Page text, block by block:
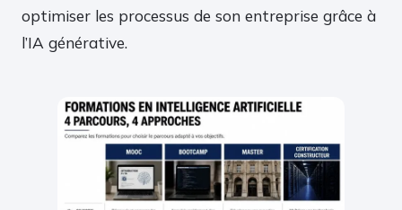
optimiser les processus de son entreprise grâce à
l’IA générative.